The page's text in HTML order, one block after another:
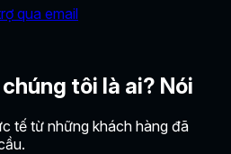
qua email
tôi là ai? Nói
tế từ những khách hàng đã